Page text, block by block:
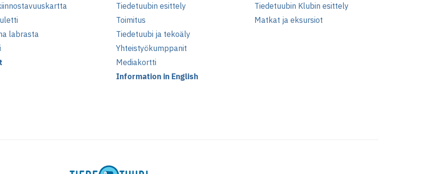
labrasta
Tiedetuubin esittely
Toimitus
Tiedetuubi ja tekoäly
Yhteistyökumppanit
Mediakortti
Information in English
Tiedetuubin Klubin esittely
Matkat ja eksursiot